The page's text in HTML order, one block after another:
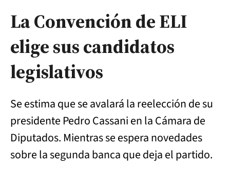
La Convención de ELI
elige sus candidatos
legislativos
Se estima que se avalará la reelección de su
presidente Pedro Cassani en la Cámara de
Diputados. Mientras se espera novedades
sobre la segunda banca que deja el partido.